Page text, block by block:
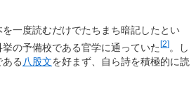
一度読むだけでたちまち暗記したとい
の予備校である官学に通っていた[2]
。し
る 八股文を好まず、自ら詩を積極的に読